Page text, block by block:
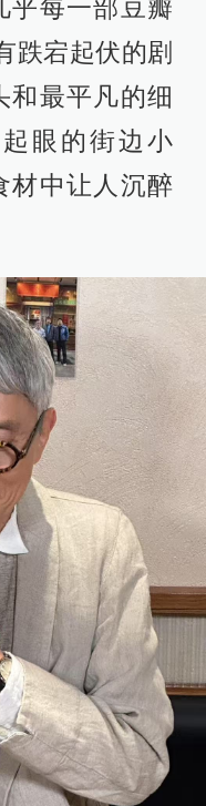
乎每一部豆瓣
跌宕起伏的剧
和最平凡的细
眼的街边小
材中让人沉醉